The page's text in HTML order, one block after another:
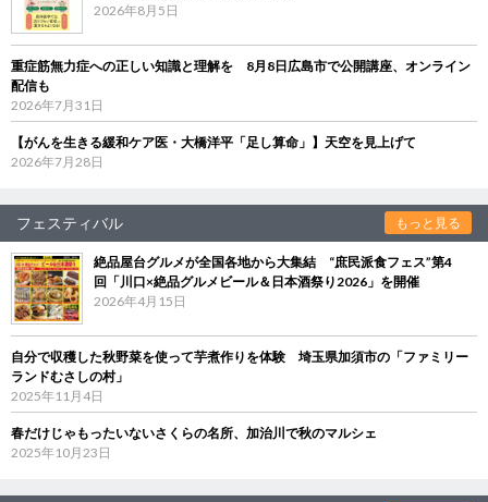
2026年8月5日
重症筋無力症への正しい知識と理解を 8月8日広島市で公開講座、オンライン
配信も
2026年7月31日
【がんを生きる緩和ケア医・大橋洋平「足し算命」】天空を見上げて
2026年7月28日
フェスティバル もっと見る
絶品屋台グルメが全国各地から大集結 “庶民派食フェス”第4
回「川口×絶品グルメビール＆日本酒祭り2026」を開催
2026年4月15日
自分で収穫した秋野菜を使って芋煮作りを体験 埼玉県加須市の「ファミリー
ランドむさしの村」
2025年11月4日
春だけじゃもったいないさくらの名所、加治川で秋のマルシェ
2025年10月23日